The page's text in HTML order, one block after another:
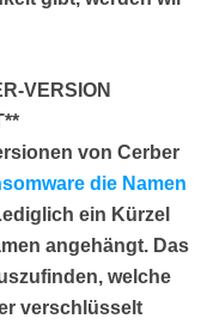
VERSION
von Cerber
die Namen
ein Kürzel
angehängt. Das
welche
verschlüsselt